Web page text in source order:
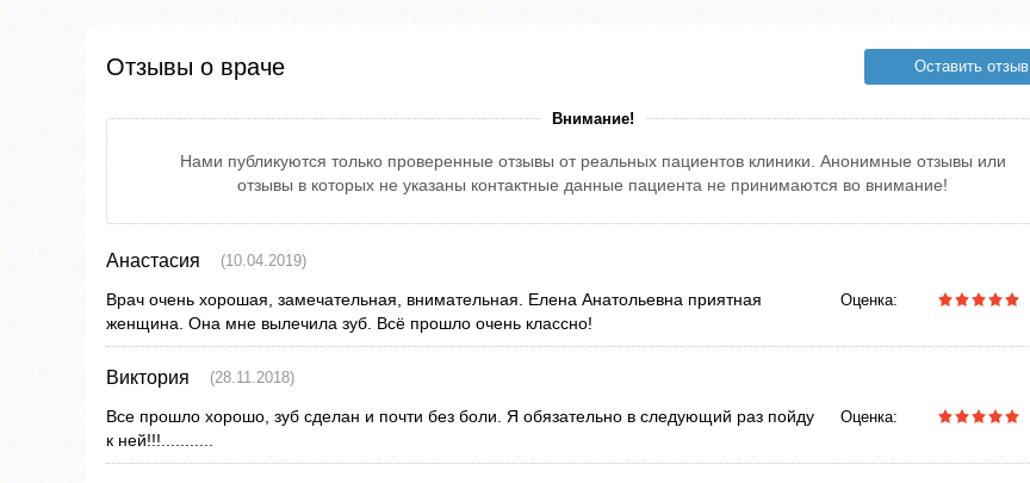
Отзывы о враче Оставить отзыв
Внимание!
Нами публикуются только проверенные отзывы от реальных пациентов клиники. Анонимные отзывы или
отзывы в которых не указаны контактные данные пациента не принимаются во внимание!
Анастасия (10.04.2019)
Врач очень хорошая, замечательная, внимательная. Елена Анатольевна приятная
женщина. Она мне вылечила зуб. Всё прошло очень классно!
Оценка:
Виктория (28.11.2018)
Все прошло хорошо, зуб сделан и почти без боли. Я обязательно в следующий раз пойду
к ней!!!...........
Оценка: